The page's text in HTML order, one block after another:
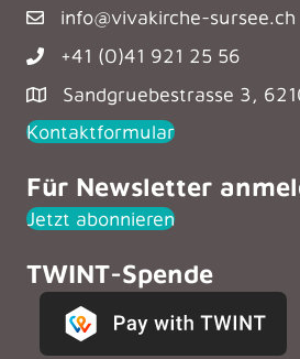
info@vivakirche-sursee.ch
+41 (0)41 921 25 56
Sandgruebestrasse 3,
Kontaktformular
Für Newsletter
Jetzt abonnieren
TWINT-Spende